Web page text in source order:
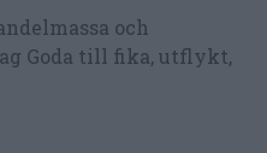
och
Goda till fika, utflykt,